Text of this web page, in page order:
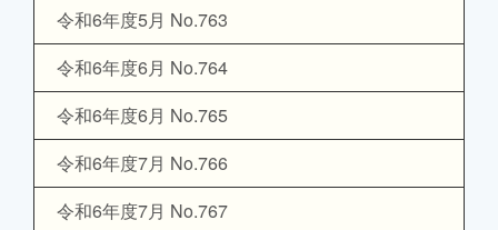
令和6年度5月 No.763
令和6年度6月 No.764
令和6年度6月 No.765
令和6年度7月 No.766
令和6年度7月 No.767